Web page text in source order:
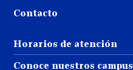
dinero
Libro de reclamaciones
Repositorio UCV
Contacto
llamando al:
( 01 ) 202-4342
Horarios de atención
Atención al estudiante:
Conoce nuestros campus